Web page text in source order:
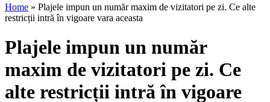
Home » Plajele impun un număr maxim de vizitatori pe zi. Ce alte
restricții intră în vigoare vara aceasta
Plajele impun un număr
maxim de vizitatori pe zi. Ce
alte restricții intră în vigoare